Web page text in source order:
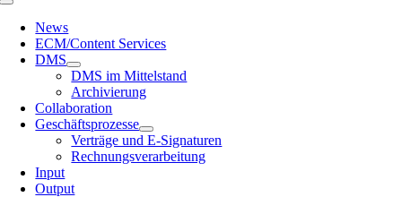
Toggle
Navigation
News
ECM/Content Services
DMS
DMS im Mittelstand
Archivierung
Collaboration
Geschäftsprozesse
Verträge und E-Signaturen
Rechnungsverarbeitung
Input
Output